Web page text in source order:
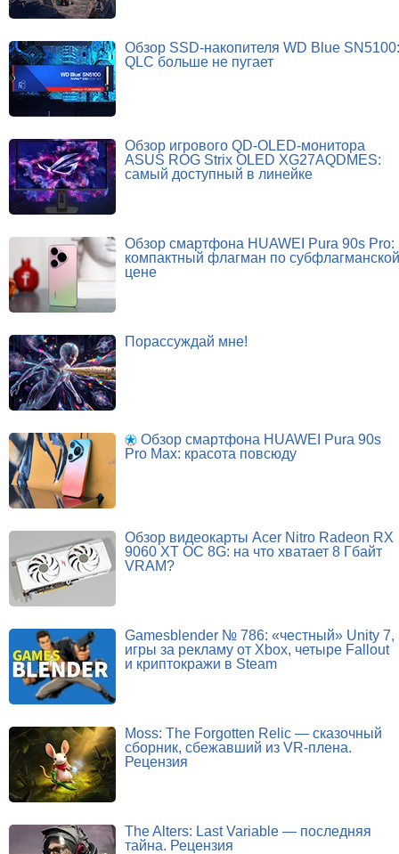
Обзор SSD-накопителя WD Blue SN5100:
QLC больше не пугает
Обзор игрового QD-OLED-монитора
ASUS ROG Strix OLED XG27AQDMES:
самый доступный в линейке
Обзор смартфона HUAWEI Pura 90s Pro:
компактный флагман по субфлагманской
цене
Порассуждай мне!
Обзор смартфона HUAWEI Pura 90s
Pro Max: красота повсюду
Обзор видеокарты Acer Nitro Radeon RX
9060 XT OC 8G: на что хватает 8 Гбайт
VRAM?
Gamesblender № 786: «честный» Unity 7,
игры за рекламу от Xbox, четыре Fallout
и криптокражи в Steam
Moss: The Forgotten Relic — сказочный
сборник, сбежавший из VR-плена.
Рецензия
The Alters: Last Variable — последняя
тайна. Рецензия